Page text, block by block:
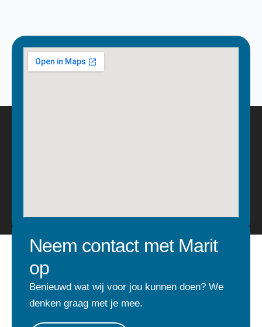
Neem contact met Marit
op
Benieuwd wat wij voor jou kunnen doen? We
denken graag met je mee.